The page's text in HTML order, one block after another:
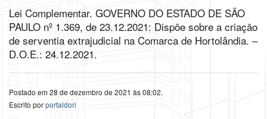
Lei Complementar. GOVERNO DO ESTADO DE SÃO
PAULO nº 1.369, de 23.12.2021: Dispõe sobre a criação
de serventia extrajudicial na Comarca de Hortolândia. –
D.O.E.: 24.12.2021.
Postado em 28 de dezembro de 2021 às 08:02.
Escrito porportaldori